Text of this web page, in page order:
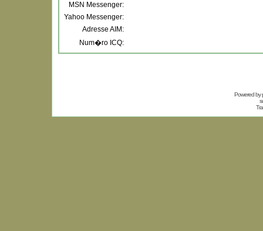
MSN Messenger:
Yahoo Messenger:
Adresse AIM:
Num�ro ICQ:
Powered by